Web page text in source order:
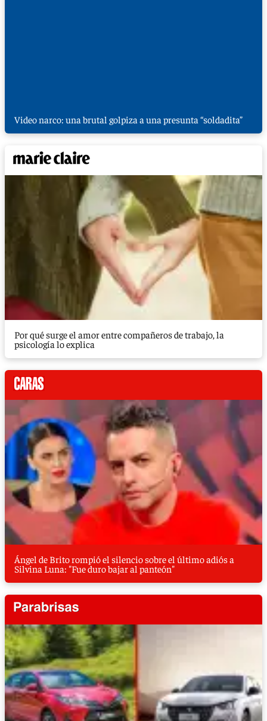
Video narco: una brutal golpiza a una presunta “soldadita”
Por qué surge el amor entre compañeros de trabajo, la
psicología lo explica
Ángel de Brito rompió el silencio sobre el último adiós a
Silvina Luna: "Fue duro bajar al panteón"